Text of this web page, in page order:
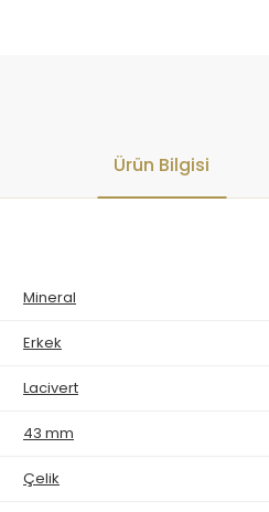
Ürün Bilgisi
Mineral
Erkek
Lacivert
43 mm
Çelik